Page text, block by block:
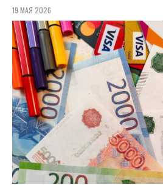
19 МАЯ 2026